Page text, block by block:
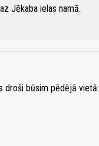
Jēkaba ielas namā.
droši būsim pēdējā vietā: